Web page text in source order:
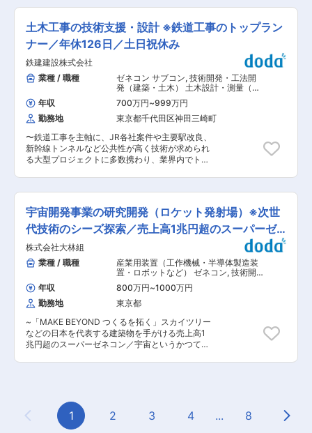
けられる体制ですが、当社の特徴は 『木造建築』
であることです。木材はその輸送過程で必ず［う
ねり］が出てしまうものですが、［うねり］が出
てもその影響を最小限に抑えられるのが当社の技
術力です。 【見据えている未来】 ◎当社の技術は
国内各所から注目をされており、直近では国内の
みならず、海外から視察が入る程となります。 ◎
工期の短縮化や安全性の担保は、「住宅を建築す
る」点において、非常に需要が高く、ゆくゆくは
災害現場での仮設住宅の建築や発展途上国での住
宅建築にも発展させていきたいと考えていま
す。。 変更の範囲：会社の定める業務
ループとの強固な連携が競合にない優位性となっ
ています。 〜 ■業務概要 当社が施工する工事の
技術支援、仮設設計、設計施工案件の設計、新技
術の研究開発、保有技術のブラッシュアップを担
当していただきます ■働き方 通常の休暇に加
え、育児休業制度や介護休業制度など、法定を上
回る水準で休業・休暇などの制度を独自に定めて
います。女性活躍推進にも力をいれ、健康経営優
良法人やえるぼし、くるみんに認定されていま
す。 ・勤務地に関しては面談の上決定します（応
相談） ・年休126日 ・完全週休２日制（土日祝）
・休日にお客様や会社から連絡が来ることはほと
んどありません。 └よほど緊急性の高い事態の
場合にのみ連絡はあり得ます。その場合代休を取
得いただきますが、現在は代休の取得率を計算す
るほど事例が無い状況です。 ■入社後の流れ：
ます。（現状の正社員登用はほぼ100%です） 試
用期間中は先輩社員のOJT指導を受けながら、業
務に慣れていただきます。 正社員登用後も、新任
主席研修、新任管理職研修や評価者研修などキャ
リアパスに応じて研修を実施し、マネジメント能
力の向上に取り組んでいます。 変更の範囲：会社
土木工事の技術支援・設計 ※鉄道工事のトップラン
ナー／年休126日／土日祝休み
鉄建建設株式会社
業種 / 職種
ゼネコン サブコン, 技術開発・工法開
発（建築・土木） 土木設計・測量（橋
梁）
年収 700万円~999万円
勤務地
東京都千代田区神田三崎町
〜鉄道工事を主軸に、JR各社案件や主要駅改良、
新幹線トンネルなど公共性が高く技術が求められ
る大型プロジェクトに多数携わり、業界内でトッ
ループとの強固な連携が競合にない優位性となっ
ています。 〜 ■業務概要 当社が施工する工事の
技術支援、仮設設計、設計施工案件の設計、新技
術の研究開発、保有技術のブラッシュアップを担
当していただきます ■働き方 通常の休暇に加
え、育児休業制度や介護休業制度など、法定を上
回る水準で休業・休暇などの制度を独自に定めて
います。女性活躍推進にも力をいれ、健康経営優
良法人やえるぼし、くるみんに認定されていま
す。 ・勤務地に関しては面談の上決定します（応
相談） ・残業20~35時間 └※具体的な勤務時間
や、超勤時間は所属箇所の繁忙期など状況により
異なります ・年休126日 ・完全週休２日制（土日
祝） ■入社後の流れ： 入社後はまず契約社員と
して3か月就業いただき、社内での推薦、面接を
経て正社員登用となります。（現状の正社員登用
や評価者研修などキャリアパスに応じて研修を実
施し、マネジメント能力の向上に取り組んでいま
す。 変更の範囲：会社の定める業務
宇宙開発事業の研究開発（ロケット発射場）※次世
代技術のシーズ探索／売上高1兆円超のスーパーゼ
ネコン
株式会社大林組
業種 / 職種
産業用装置（工作機械・半導体製造装
置・ロボットなど） ゼネコン, 技術開
発・工法開発（建築・土木） 土木施工
管理（トンネル・道路・造成・ダム・
河川・港湾・造園など）
年収 800万円~1000万円
勤務地
東京都
~「MAKE BEYOND つくるを拓く」スカイツリー
などの日本を代表する建築物を手がける売上高1
兆円超のスーパーゼネコン／宇宙というかつてな
研究と開発をお任せいたします。 ■担当業務詳細
現在当社では、陸・海・空からの射場の研究を進
めており、2019年には洋上ロケット発射時の振動
Previous Page
1 2 3 4 ... 8